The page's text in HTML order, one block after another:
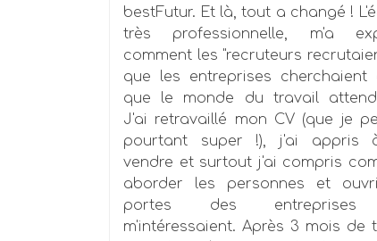
bestFutur. Et là, tout a changé !
très professionnelle, m'a
comment les "recruteurs
que les entreprises cherchaient
que le monde du travail
J'ai retravaillé mon CV (que je
pourtant super !), j'ai appris
vendre et surtout j'ai compris
aborder les personnes et
portes des
m'intéressaient. Après 3 mois de